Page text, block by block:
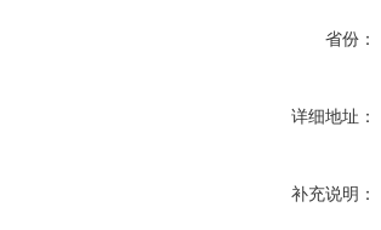
省份：
详细地址：
补充说明：